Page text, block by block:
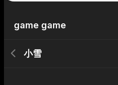
game game
小雪